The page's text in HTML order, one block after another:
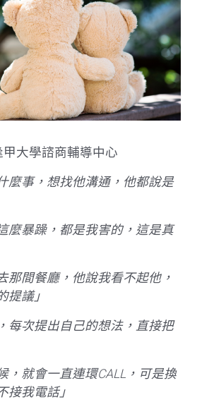
大學諮商輔導中心
麼事，想找他溝通，他都說是
麼暴躁，都是我害的，這是真
那間餐廳，他說我看不起他，
提議」
每次提出自己的想法，直接把
，就會一直連環CALL，可是換
接我電話」